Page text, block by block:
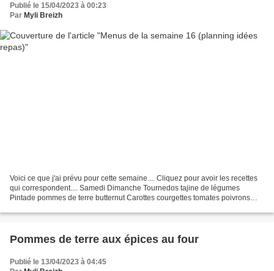
Publié le 15/04/2023 à 00:23
Par Myli Breizh
Voici ce que j'ai prévu pour cette semaine.... Cliquez pour avoir les recettes
qui correspondent.... Samedi Dimanche Tournedos tajine de légumes
Pintade pommes de terre butternut Carottes courgettes tomates poivrons
Pommes de terre aux épices au four
Publié le 13/04/2023 à 04:45